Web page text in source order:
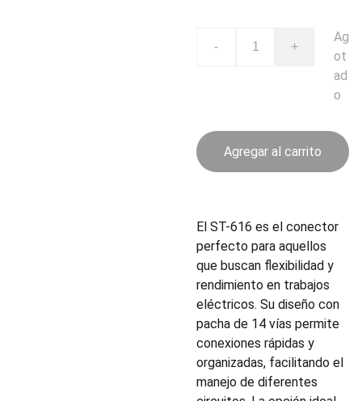
- +
Ag
ot
ad
o
Agregar al carrito
El ST-616 es el conector
perfecto para aquellos
que buscan flexibilidad y
rendimiento en trabajos
eléctricos. Su diseño con
pacha de 14 vías permite
conexiones rápidas y
organizadas, facilitando el
manejo de diferentes